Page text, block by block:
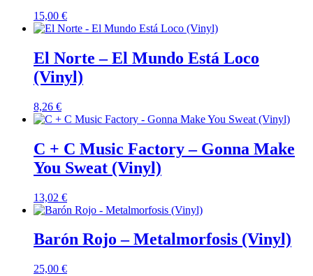
15,00 €
El Norte – El Mundo Está Loco
(Vinyl)
8,26 €
C + C Music Factory – Gonna Make
You Sweat (Vinyl)
13,02 €
Barón Rojo – Metalmorfosis (Vinyl)
25,00 €